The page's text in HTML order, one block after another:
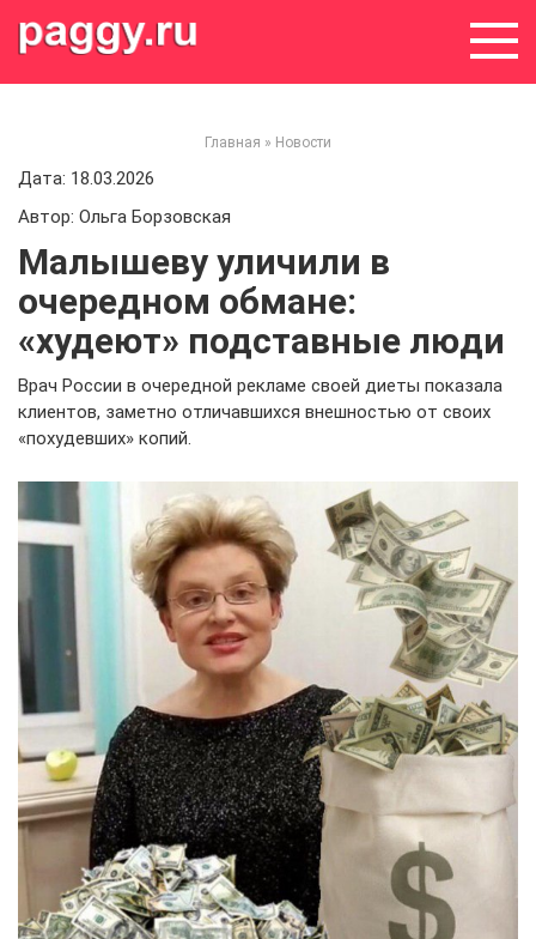
Главная » Новости
Дата: 18.03.2026
Автор: Ольга Борзовская
Малышеву уличили в
очередном обмане:
«худеют» подставные люди
Врач России в очередной рекламе своей диеты показала
клиентов, заметно отличавшихся внешностью от своих
«похудевших» копий.